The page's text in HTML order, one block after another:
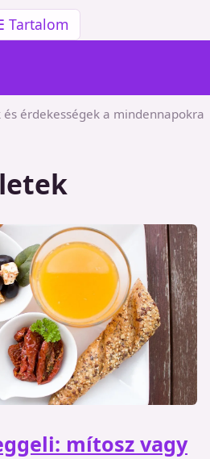
Tartalom
érdekességek a mindennapokra
mítosz vagy